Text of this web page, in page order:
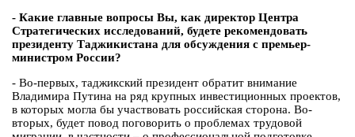
- Какие главные вопросы Вы, как директор Центра
Стратегических исследований, будете рекомендовать
президенту Таджикистана для обсуждения с премьер-
министром России?
- Во-первых, таджикский президент обратит внимание
Владимира Путина на ряд крупных инвестиционных проектов,
в которых могла бы участвовать российская сторона. Во-
вторых, будет повод поговорить о проблемах трудовой